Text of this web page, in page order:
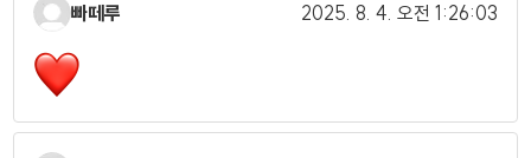
빠떼루 2025. 8. 4. 오전 1:26:03